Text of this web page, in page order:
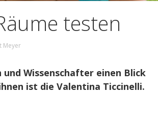
testen
Meyer
Wissenschafter einen Blick
ist die Valentina Ticcinelli.